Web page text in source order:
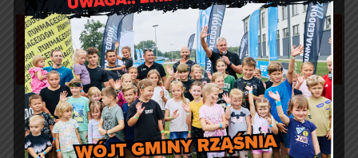
Aktualności